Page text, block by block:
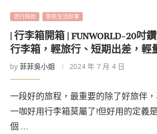
流行時尚 那些生活好事
| 行李箱開箱 | FUNWORLD-20吋
行李箱，輕旅行、短期出差，輕
by 菲菲吳小姐 2024 年 7 月 4 日
一段好的旅程，最重要的除了好旅伴
一咖好用行李箱莫屬了!但好用的定義
個 …